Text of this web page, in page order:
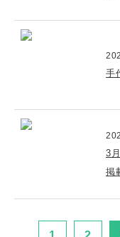
手
3
掲